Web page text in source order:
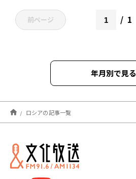
前ページ 1
年月別で見る
2026年02月
2025年12月
2025年09月
ロシアの記事一覧